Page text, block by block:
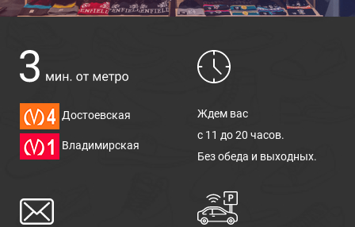
Достоевская
Владимирская
Ждем вас
с 11 до 20 часов.
Без обеда и выходных.